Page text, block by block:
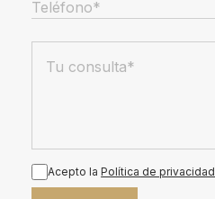
Acepto laPolítica de privacidad